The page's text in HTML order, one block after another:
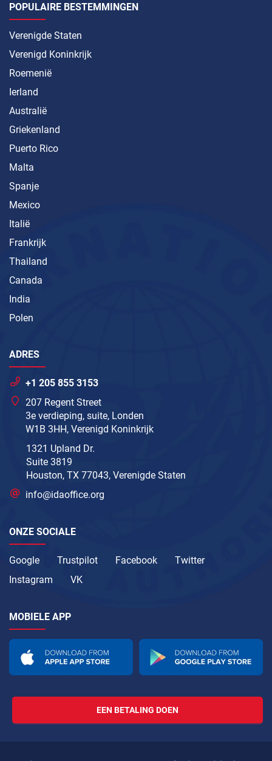
POPULAIRE BESTEMMINGEN
Verenigde Staten
Verenigd Koninkrijk
Roemenië
Ierland
Australië
Griekenland
Puerto Rico
Malta
Spanje
Mexico
Italië
Frankrijk
Thailand
Canada
India
Polen
ADRES
+1 205 855 3153
207 Regent Street
3e verdieping, suite, Londen
W1B 3HH, Verenigd Koninkrijk
1321 Upland Dr.
Suite 3819
Houston, TX 77043, Verenigde Staten
info@idaoffice.org
ONZE SOCIALE
Google Trustpilot Facebook
Twitter
Instagram
VK
MOBIELE APP
EEN BETALING DOEN